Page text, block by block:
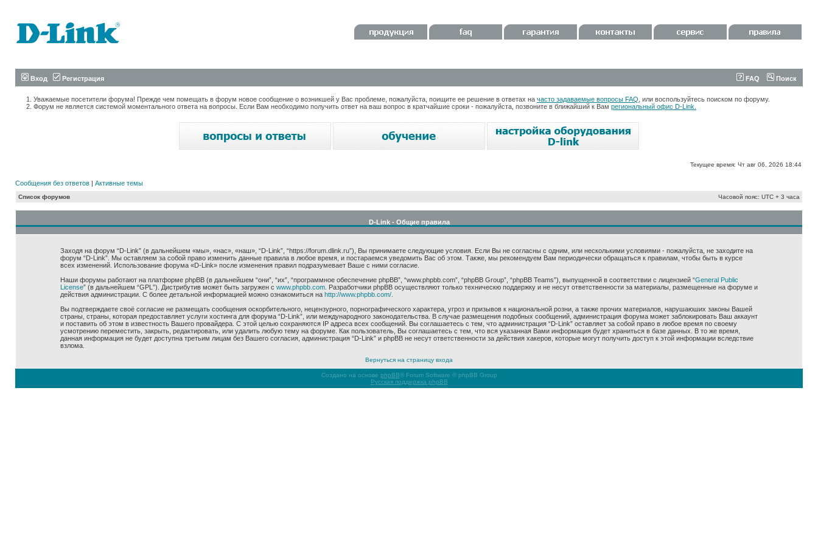
Вход Регистрация FAQ Поиск
Уважаемые посетители форума! Прежде чем помещать в форум новое сообщение о возникшей у Вас проблеме, пожалуйста, поищите ее решение в ответах на часто задаваемые вопросы FAQ , или воспользуйтесь поиском по форуму.
Форум не является системой моментального ответа на вопросы. Если Вам необходимо получить ответ на ваш вопрос в кратчайшие сроки - пожалуйста, позвоните в ближайший к Вам региональный офис D-Link.
Текущее время: Чт авг 06, 2026 18:44
Сообщения без ответов | Активные темы
Список форумов Часовой пояс: UTC + 3 часа
D-Link - Общие правила
Заходя на форум “D-Link” (в дальнейшем «мы», «нас», «наш», “D-Link”, “https://forum.dlink.ru”), Вы принимаете следующие условия. Если Вы не согласны с одним, или несколькими условиями - пожалуйста, не заходите на
форум “D-Link”. Мы оставляем за собой право изменить данные правила в любое время, и постараемся уведомить Вас об этом. Также, мы рекомендуем Вам периодически обращаться к правилам, чтобы быть в курсе
всех изменений. Использование форума «D-Link» после изменения правил подразумевает Ваше с ними согласие.
Наши форумы работают на платформе phpBB (в дальнейшем “они”, “их”, “программное обеспечение phpBB”, “www.phpbb.com”, “phpBB Group”, “phpBB Teams”), выпущенной в соответствии с лицензией “General Public
License” (в дальнейшем “GPL”). Дистрибутив может быть загружен с www.phpbb.com. Разработчики phpBB осуществляют только техническю поддержку и не несут ответственности за материалы, размещенные на форуме и
действия администрации. С более детальной информацией можно ознакомиться на http://www.phpbb.com/.
Вы подтверждаете своё согласие не размещать сообщения оскорбительного, нецензурного, порнографического характера, угроз и призывов к национальной розни, а также прочих материалов, нарушаюших законы Вашей
страны, страны, которая предоставляет услуги хостинга для форума “D-Link”, или международного законодательства. В случае размещения подобных сообщений, администрация форума может заблокировать Ваш аккаунт
и поставить об этом в известность Вашего провайдера. С этой целью сохраняются IP адреса всех сообщений. Вы соглашаетесь с тем, что администрация “D-Link” оставляет за собой право в любое время по своему
усмотрению переместить, закрыть, редактировать, или удалить любую тему на форуме. Как пользователь, Вы соглашаетесь с тем, что вся указанная Вами информация будет храниться в базе данных. В то же время,
данная информация не будет доступна третьим лицам без Вашего согласия, администрация “D-Link” и phpBB не несут ответственности за действия хакеров, которые могут получить доступ к этой информации вследствие
взлома.
Вернуться на страницу входа
Создано на основе phpBB® Forum Software © phpBB Group
Русская поддержка phpBB